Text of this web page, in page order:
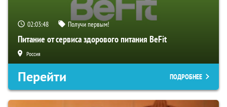
02:03:47 Получи первым!
Питание от сервиса здорового питания BeFit
Россия
Перейти ПОДРОБНЕЕ